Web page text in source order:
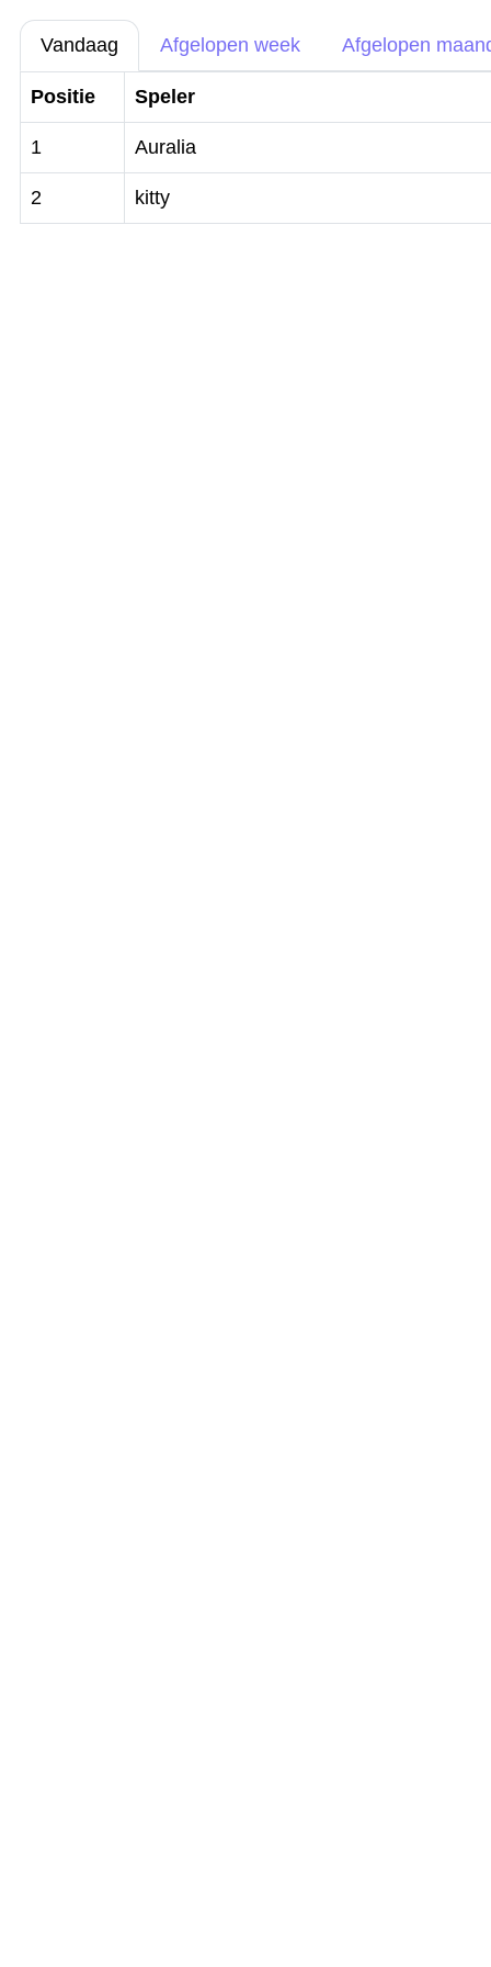
Vandaag Afgelopen week Afgelopen
Positie Speler
1 Auralia
2 kitty